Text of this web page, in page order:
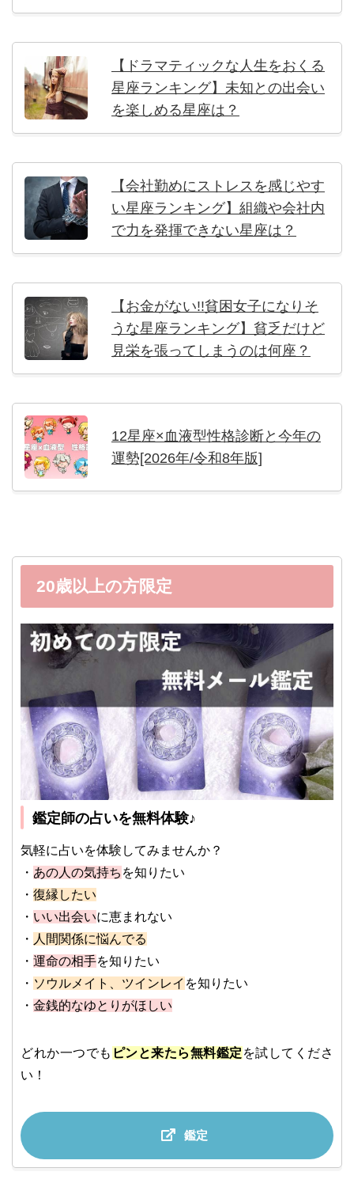
【ドラマティックな人生をおくる
星座ランキング】未知との出会い
を楽しめる星座は？
【会社勤めにストレスを感じやす
い星座ランキング】組織や会社内
で力を発揮できない星座は？
【お金がない!!貧困女子になりそ
うな星座ランキング】貧乏だけど
見栄を張ってしまうのは何座？
12星座×血液型性格診断と今年の
運勢[2026年/令和8年版]
20歳以上の方限定
鑑定師の占いを無料体験♪
気軽に占いを体験してみませんか？
・ あの人の気持ち を知りたい
・ 復縁したい
・ いい出会いに恵まれない
・ 人間関係に悩んでる
・ 運命の相手を知りたい
・ ソウルメイト、ツインレイ を知りたい
・ 金銭的なゆとりがほしい
どれか一つでも ピンと来たら無料鑑定 を試してくださ
い！
鑑定